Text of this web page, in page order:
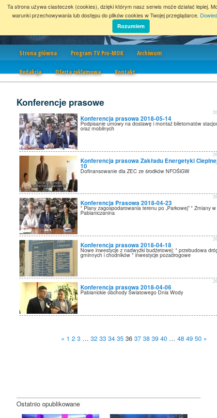
Strona główna Program TV Pro-MOK Archiwum
Redakcja Oferta reklamowa Kontakt
Konferencje prasowe
Konferencja prasowa 2018-05-14
Podpisanie umowy na dostawę i montaż biletomatów
oraz mobilnych
Konferencja prasowa Zakładu Energetyki
10
Dofinansowanie dla ZEC ze środków NFOŚiGW
Konferencja Prasowa 2018-04-23
* Plany zagospodarowania terenu po „Parkowej” * Zmiany
Pabianiczanina
Konferencja prasowa 2018-04-18
Nowe inwestycje z nadwyżki budżetowej: * przebudowa
gminnych i chodników * inwestycje pozadrogowe
Konferencja prasowa 2018-04-06
Pabianickie obchody Światowego Dnia Wody
« 1 2 3 … 32 33 34 35 36 37 38 39 40 … 48 49 50 »
Ostatnio opublikowane
Ta strona używa ciasteczek (cookies), dzięki którym nasz serwis może działać lepiej.
warunki przechowywania lub dostępu do plików cookies w Twojej przeglądarce.
Rozumiem